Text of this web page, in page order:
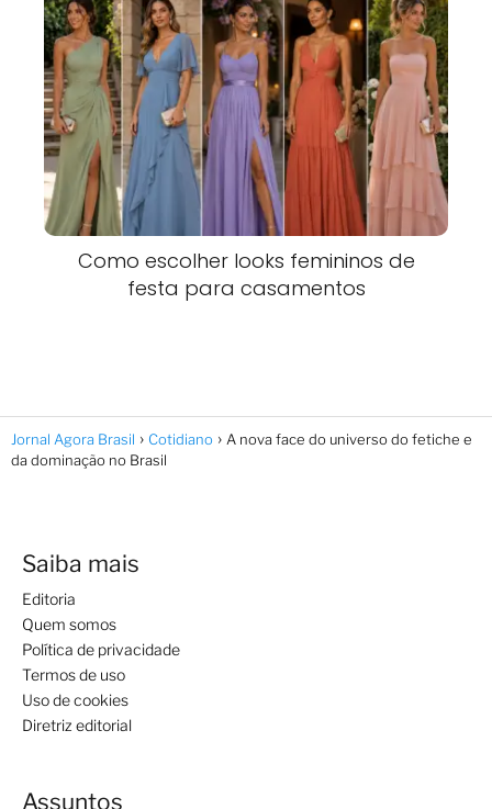
Como escolher looks femininos de
festa para casamentos
Jornal Agora Brasil Cotidiano
A nova face do universo do fetiche e
da dominação no Brasil
Saiba mais
Editoria
Quem somos
Política de privacidade
Termos de uso
Uso de cookies
Diretriz editorial
Assuntos